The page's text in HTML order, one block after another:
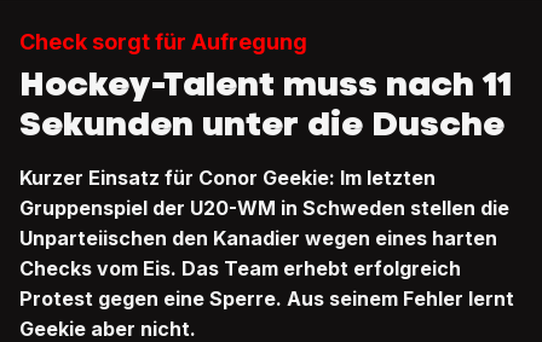
Check sorgt für Aufregung
Hockey-Talent muss nach 11
Sekunden unter die Dusche
Kurzer Einsatz für Conor Geekie: Im letzten
Gruppenspiel der U20-WM in Schweden stellen die
Unparteiischen den Kanadier wegen eines harten
Checks vom Eis. Das Team erhebt erfolgreich
Protest gegen eine Sperre. Aus seinem Fehler lernt
Geekie aber nicht.